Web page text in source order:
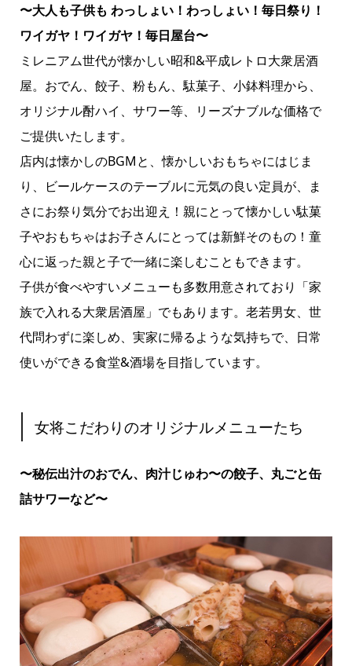
〜大人も子供も わっしょい！わっしょい！毎日祭り！
ワイガヤ！ワイガヤ！毎日屋台〜
ミレニアム世代が懐かしい昭和&平成レトロ大衆居酒
屋。おでん、餃子、粉もん、駄菓子、小鉢料理から、
オリジナル酎ハイ、サワー等、リーズナブルな価格で
ご提供いたします。
店内は懐かしのBGMと、懐かしいおもちゃにはじま
り、ビールケースのテーブルに元気の良い定員が、ま
さにお祭り気分でお出迎え！親にとって懐かしい駄菓
子やおもちゃはお子さんにとっては新鮮そのもの！童
心に返った親と子で一緒に楽しむこともできます。
子供が食べやすいメニューも多数用意されており「家
族で入れる大衆居酒屋」でもあります。老若男女、世
代問わずに楽しめ、実家に帰るような気持ちで、日常
使いができる食堂&酒場を目指しています。
女将こだわりのオリジナルメニューたち
〜秘伝出汁のおでん、肉汁じゅわ〜の餃子、丸ごと缶
詰サワーなど〜